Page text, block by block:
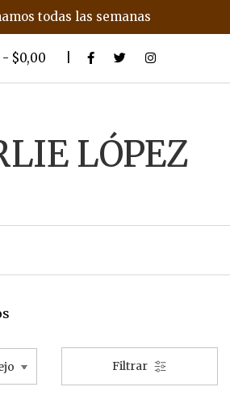
todas las semanas
- $0,00
LÓPEZ
Filtrar